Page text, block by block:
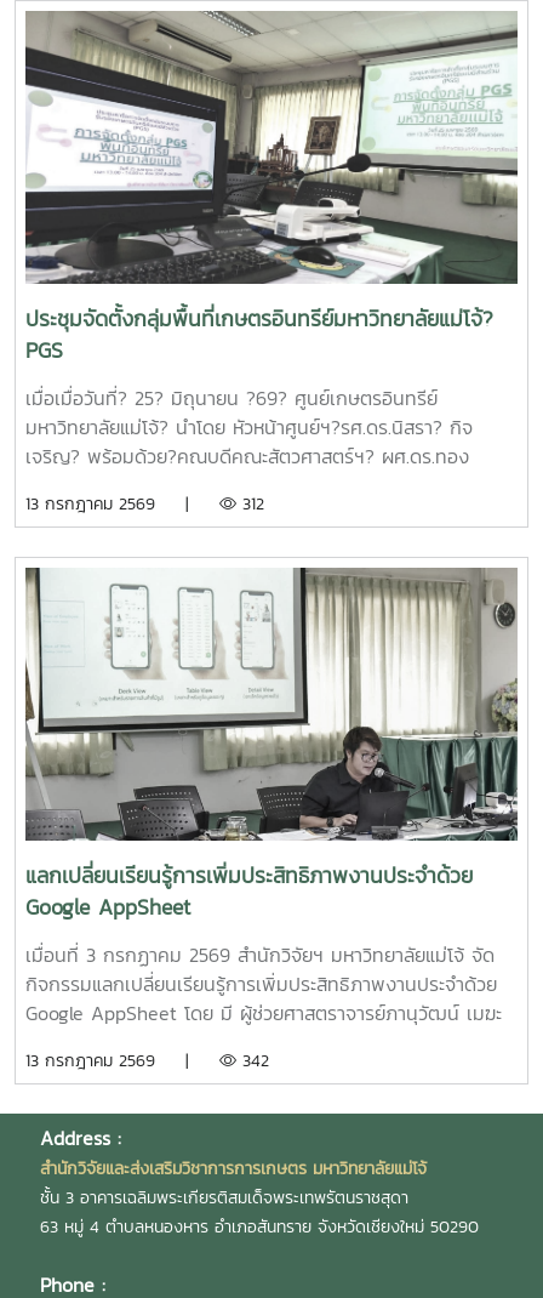
ศาสตราจารย์ ดร.สุบรรณ ฝอยกลาง รองผู้อำนวยการสำนักวิจัย
และส่งเสริมวิชาการการเกษตร ฝ่ายวิจัย มหาวิทยาลัยแม่โจ้ กล่าว
ต้อนรับและแนะนำมหาวิทยาลัยแม่โจ้แก่คณะผู้เข้าร่วมประชุมในการ
นี้ดร.อัญชัญ ชมภูพวง รองผู้อำนวยการหน่วยบริหารและจัดการ
ทุนด้านการเพิ่มความสามารถในการแข่งขัน ได้นำเสนอข้อมูล
กรอบการดำเนินงานของหน่วยบริหารและจัดการทุนฯ และสรุปผล
การดำเนินงานของมหาวิทยาลัยแม่โจ้ในช่วงปีงบประมาณ 2563
– 2568 และการนำเสนอความก้าวหน้าโครงการวิจัยที่ได้รับการ
สนับสนุนทุนจากหน่วยบริหารและจัดการทุนด้านการเพิ่มความ
สามารถในการแข่งขัน ณ ห้องประชุมรวงผึ้ง ชั้น 5 สำนัก
มหาวิทยาลัย มหาวิทยาลัยแม่โจ้ซึ่งการนำเสนอความก้าวหน้า
โครงการวิจัยที่ได้รับการสนับสนุนทุนจากหน่วยบริหารและจัดการ
ทุนด้านการเพิ่มความสามารถในการแข่งขัน จำนวน 6 โครงการ
ดังนี้1.โครงการ "กลยุทธ์การตลาดการท่องเที่ยวคาร์บอนสุทธิเป็น
ศูนย์สำหรับนักท่องเที่ยวเชิงอาสาสมัครในพื้นที่ภาคเหนือตอนบน"
โดย ดร.กาญจนา สมมิตร หัวหน้าโครงการ2.โครงการ "การ
ผู้ช่วยศาสตราจารย์ ดร.สุพัตรา วงศ์แสนใหม่ หัวหน้า
คลินิกของผลิตภัณฑ์มูลค่าเพิ่มจากส่วนเหลือใช้การแปรรูปปลา
ลูกผสมบึกสยามแม่โจ้" โดย รองศาสตราจารย์ ดร.ดวงพร อมร
เลิศพิศาล หัวหน้าโครงการ4.โครงการ "การขยายสเกลการผลิต
สารเสริมโปรตีนปลาไฮโดรไลเสตสำหรับเป็นสารเสริมกระตุ้นการ
กินในสัตว์เลี้ยง ระดับกึ่งอุตสาหกรรม" โดย รองศาสตราจารย์
ดร.ดวงพร อมรเลิศพิศาล หัวหน้าโครงการ5.โครงการ "การ
ทดสอบทางคลินิกของผลิตภัณฑ์โพรไบโอติกต่อภาวะซึมเศร้า
หลังคลอดและสุขภาพลำไส้ในมารดาหลังคลอด" โดย รอง
ศาสตราจารย์ ดร.ดวงพร อมรเลิศพิศาล หัวหน้า
โครงการ6.โครงการ "เทคโนโลยีการอุ่นน้ำในระบบเพาะฟักพันธุ์
ปลาด้วยระบบผลิตน้ำร้อนและไฟฟ้าพลังงานแสงอาทิตย์ร่วมกับ
ปั๊มความร้อนอัจฉริยะเพื่อเพิ่มศักยภาพการผลิตพันธุ์ปลาเชิง
พาณิชย์" โดย ผู้ช่วยศาสตราจารย์ ดร.สราวุธ พลวงษ์ศรี หัวหน้า
โครงการ
ประชุมจัดตั้งกลุ่มพื้นที่เกษตรอินทรีย์มหาวิทยาลัยแม่โจ้?
PGS
เมื่อเมื่อวันที่? 25? มิถุนายน ?69? ศูนย์เกษตรอินทรีย์
มหาวิทยาลัยแม่โจ้? นำโดย หัวหน้าศูนย์ฯ?รศ.ดร.นิสรา? กิจ
เจริญ? พร้อมด้วย?คณบดีคณะสัตวศาสตร์ฯ? ผศ.ดร.ทอง
รศ.ดร.อภินันท์? สุวรรณรักษ์? และคณาจารย์/?เจ้าหน้าที่จาก
PGS?.... ซึ่งได้ลงมติให้จัดตั้งกลุ่มในนาม? #กลุ่มอินทนินแม่
โจ้PGS? โดยมีศูนย์เกษตรอินทรีย์ฯเป็นพี่เลี้ยงกลุ่ม? และในที่
ประชุมมีมติเป็นเอกฉันท์ให้ผศ.ดร.ทองเลียน? บัวจูม? เป็น
ประธานกลุ่ม?ฯ? และน.ส.สุนันทา? ศรีรัตนา? เป็นผู้ประสานงาน?
กลุ่มฯ
13 กรกฎาคม 2569 | 312
แลกเปลี่ยนเรียนรู้การเพิ่มประสิทธิภาพงานประจำด้วย
Google AppSheet
เมื่อนที่ 3 กรกฏาคม 2569 สำนักวิจัยฯ มหาวิทยาลัยแม่โจ้ จัด
กิจกรรมแลกเปลี่ยนเรียนรู้การเพิ่มประสิทธิภาพงานประจำด้วย
Google AppSheet โดย มี ผู้ช่วยศาสตราจารย์ภานุวัฒน์ เมฆะ
พร้อมทั้งเป็นวิทยากร และแลกเปลี่ยนเรียนรู้การจัดทำหนังสือ
งานวิจัย และบริการวิชาการ โดยมี นายสมยศ มีสุข ผู้อำนวย
การกองบริหารงานวิจัย นางสุรีย์พร กิตติพิทยาพงศ์ หัวหน้างาน
บริหารและธุรการ และ นางสาวเกศณี จิตรัตน์ รักษาการใน
ตำแหน่งหัวหน้างานคลังและพัสดุ เป็นวิทยากร เพื่อให้บุคลากร
สามารถนำไปประยุกต์ใช้ในการปฏิบัติงานได้อย่างมีประสิทธิภาพ
และถูกต้องตามระเบียบ โดยมี ผู้บริหาร และบุคลากรสำนักวิจัยฯ
13 กรกฎาคม 2569 | 342
Address :
สำนักวิจัยและส่งเสริมวิชาการการเกษตร มหาวิทยาลัยแม่โจ้
ชั้น 3 อาคารเฉลิมพระเกียรติสมเด็จพระเทพรัตนราชสุดา
63 หมู่ 4 ตำบลหนองหาร อำเภอสันทราย จังหวัดเชียงใหม่ 50290
Phone :